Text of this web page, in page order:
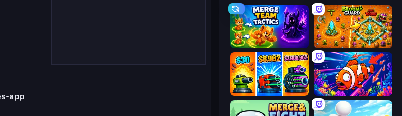
app
Merge Team Tactics BloomGuard
Pumpkin Defense: Merge Cannon Fish Catch Idle